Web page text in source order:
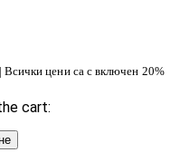
Всички цени са с включен 20%
cart: